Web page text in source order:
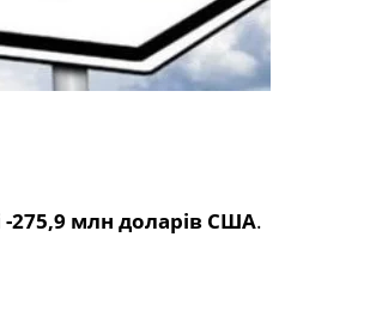
-275,9 млн доларів США.